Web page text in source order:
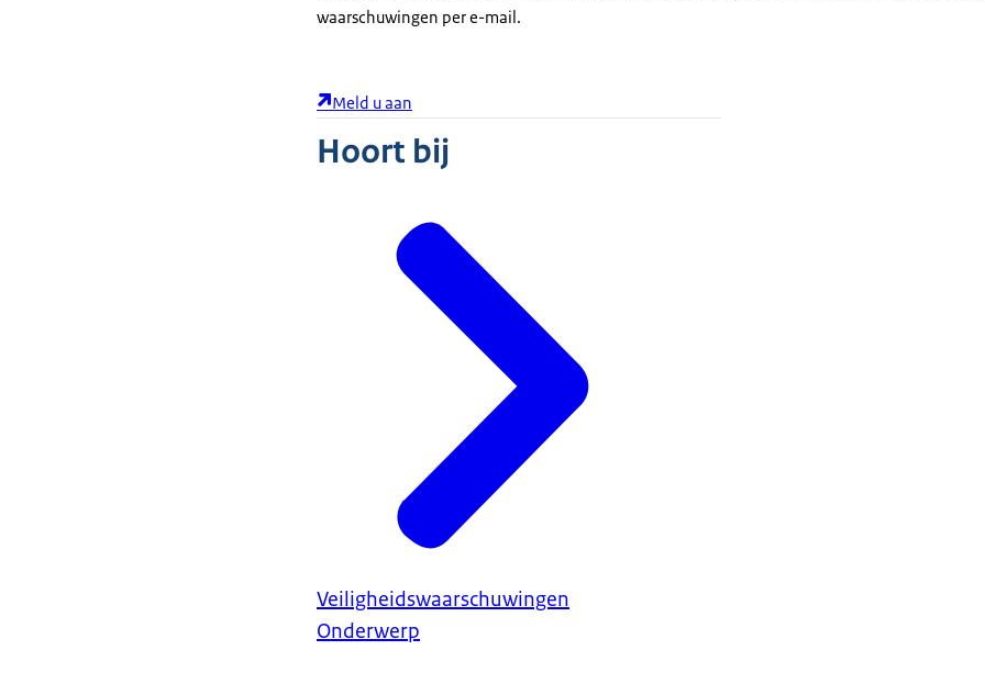
waarschuwingen per e-mail.
Meld u aan
Hoort bij
Veiligheidswaarschuwingen
Onderwerp